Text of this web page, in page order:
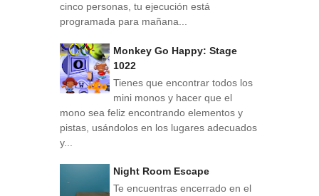
cinco personas, tu ejecución está
programada para mañana...
Monkey Go Happy: Stage
1022
Tienes que encontrar todos los
mini monos y hacer que el
mono sea feliz encontrando elementos y
pistas, usándolos en los lugares adecuados
y...
Night Room Escape
Te encuentras encerrado en el